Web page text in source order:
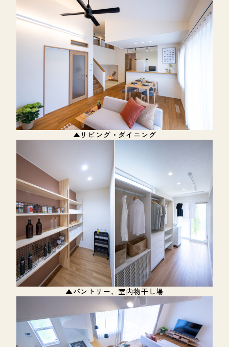
▲リビング・ダイニング
▲パントリー、室内物干し場